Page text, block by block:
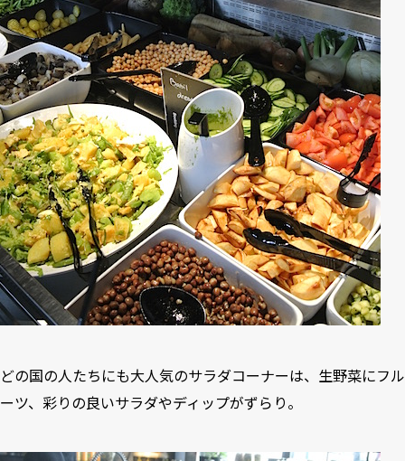
どの国の人たちにも大人気のサラダコーナーは、生野菜にフル
ーツ、彩りの良いサラダやディップがずらり。